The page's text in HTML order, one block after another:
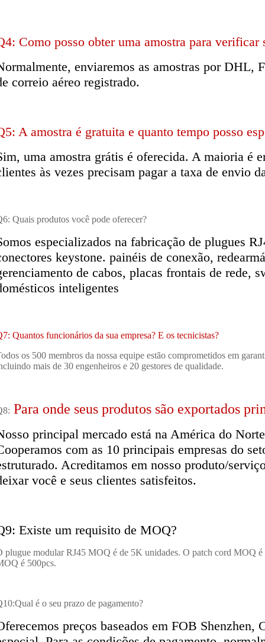
Como posso obter uma amostra para verificar
enviaremos as amostras por DHL,
correio aéreo registrado.
A amostra é gratuita e quanto tempo posso
uma amostra grátis é oferecida. A maioria é
às vezes precisam pagar a taxa de envio
Quais produtos você pode oferecer?
especializados na fabricação de plugues
keystone. painéis de conexão, rede
de cabos, placas frontais de rede,
inteligentes
Quantos funcionários da sua empresa? E os tecnicistas?
os 500 membros da nossa equipe estão comprometidos em
mais de 30 engenheiros e 20 gestores de qualidade.
Para onde seus produtos são exportados
principal mercado está na América do
com as 10 principais empresas do
Acreditamos em nosso produto/
você e seus clientes satisfeitos.
Existe um requisito de MOQ?
plugue modular RJ45 MOQ é de 5K unidades. O patch cord MOQ
é 500pcs.
é o seu prazo de pagamento?
preços baseados em FOB